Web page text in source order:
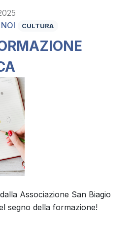
CULTURA
Associazione San Biagio
segno della formazione!